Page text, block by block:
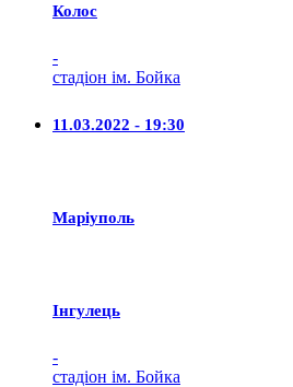
Колос
-
стадіон ім. Бойка
11.03.2022 - 19:30
Маріуполь
Iнгулець
-
стадіон ім. Бойка